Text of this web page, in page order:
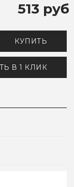
513 руб
КУПИТЬ
В 1 КЛИК